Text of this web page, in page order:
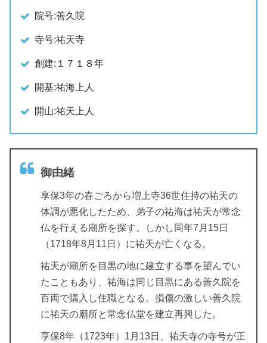
院号:善久院
寺号:祐天寺
創建:１７１８年
開基:祐海上人
開山:祐天上人
御由緒
享保3年の春ごろから増上寺36世住持の祐天の
体調が悪化したため、弟子の祐海は祐天が常念
仏を行える廟所を探す。しかし同年7月15日
（1718年8月11日）に祐天が亡くなる。
祐天が廟所を目黒の地に建立する事を望んでい
たこともあり、祐海は同じ目黒にある善久院を
百両で購入し住職となる。損傷の激しい善久院
に祐天の廟所と常念仏堂を建立再興した。
享保8年（1723年）1月13日、祐天寺の寺号が正